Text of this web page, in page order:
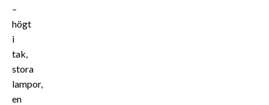
–
högt
i
tak,
stora
lampor,
en